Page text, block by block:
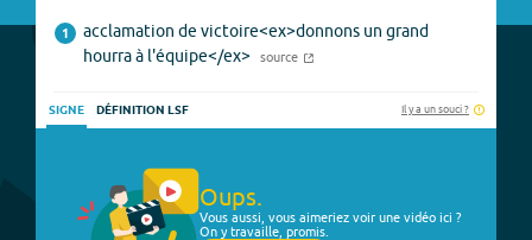
1
acclamation de victoire<ex>donnons un grand
hourra à l'équipe</ex>
source
SIGNE DÉFINITION LSF Il y a un souci ?
Oups.
Vous aussi, vous aimeriez voir une vidéo ici ?
On y travaille, promis.